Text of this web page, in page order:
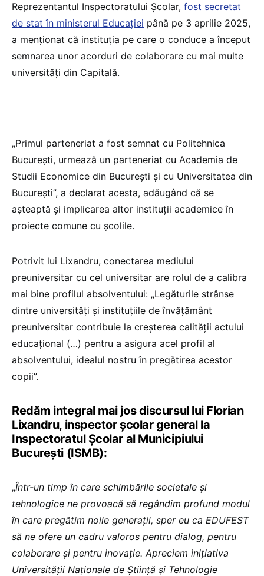
Reprezentantul Inspectoratului Școlar, fost secretat
de stat în ministerul Educației până pe 3 aprilie 2025,
a menționat că instituția pe care o conduce a început
semnarea unor acorduri de colaborare cu mai multe
universități din Capitală.
„Primul parteneriat a fost semnat cu Politehnica
București, urmează un parteneriat cu Academia de
Studii Economice din București și cu Universitatea din
București”, a declarat acesta, adăugând că se
așteaptă și implicarea altor instituții academice în
proiecte comune cu școlile.
Potrivit lui Lixandru, conectarea mediului
preuniversitar cu cel universitar are rolul de a calibra
mai bine profilul absolventului: „Legăturile strânse
dintre universități și instituțiile de învățământ
preuniversitar contribuie la creșterea calității actului
educațional (…) pentru a asigura acel profil al
absolventului, idealul nostru în pregătirea acestor
copii”.
Redăm integral mai jos discursul lui Florian
Lixandru, inspector școlar general la
Inspectoratul Școlar al Municipiului
București (ISMB):
„Într-un timp în care schimbările societale și
tehnologice ne provoacă să regândim profund modul
în care pregătim noile generații, sper eu ca EDUFEST
să ne ofere un cadru valoros pentru dialog, pentru
colaborare și pentru inovație. Apreciem inițiativa
Universității Naționale de Știință și Tehnologie